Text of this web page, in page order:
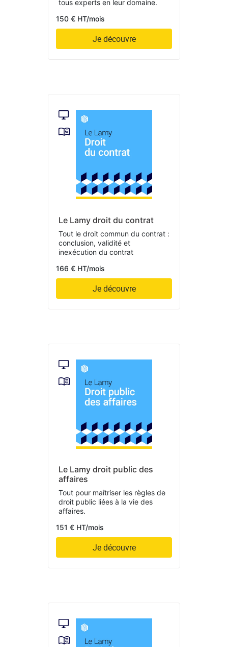
tous experts en leur domaine.
150 € HT/mois
Je découvre
Le Lamy droit du contrat
Tout le droit commun du contrat :
conclusion, validité et
inexécution du contrat
166 € HT/mois
Je découvre
Le Lamy droit public des
affaires
Tout pour maîtriser les règles de
droit public liées à la vie des
affaires.
151 € HT/mois
Je découvre